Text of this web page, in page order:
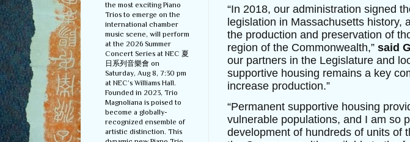
“In 2018, our administration signed
legislation in Massachusetts history,
the production and preservation of
region of the Commonwealth,” said
our partners in the Legislature and
supportive housing remains a key
increase production.”
“Permanent supportive housing
vulnerable populations, and I am so
development of hundreds of units of
the most exciting Piano
Trios to emerge on the
international chamber
music scene, will perform
at the 2026 Summer
Concert Series at NEC 夏
日系列音樂會 on
Saturday, Aug 8, 7:30 pm
at NEC’s Williams Hall.
Founded in 2023, Trio
Magnoliana is poised to
become a globally-
recognized ensemble of
artistic distinction. This